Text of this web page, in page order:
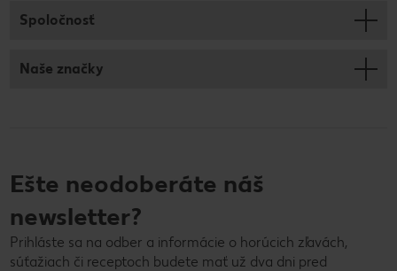
Spoločnosť
Naše značky
Ešte neodoberáte náš
newsletter?
Prihláste sa na odber a informácie o horúcich zľavách,
súťažiach či receptoch budete mať už dva dni pred